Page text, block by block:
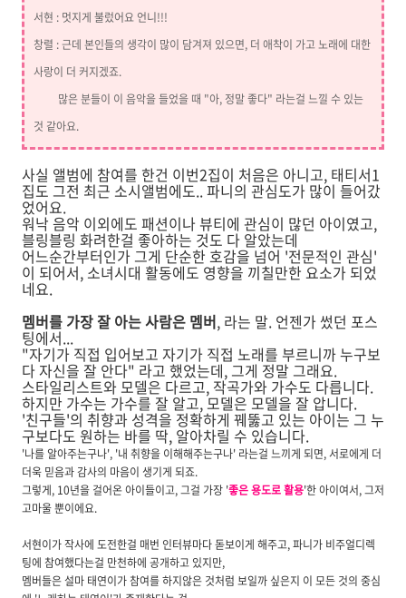
서현 : 멋지게 불렀어요 언니!!!
창렬 : 근데 본인들의 생각이 많이 담겨져 있으면, 더 애착이 가고 노래에 대한
사랑이 더 커지겠죠.
많은 분들이 이 음악을 들었을 때 "아, 정말 좋다" 라는걸 느낄 수 있는
것 같아요.
사실 앨범에 참여를 한건 이번2집이 처음은 아니고, 태티서1
집도 그전 최근 소시앨범에도.. 파니의 관심도가 많이 들어갔
었어요.
워낙 음악 이외에도 패션이나 뷰티에 관심이 많던 아이였고,
블링블링 화려한걸 좋아하는 것도 다 알았는데
어느순간부터인가 그게 단순한 호감을 넘어 '전문적인 관심'
이 되어서, 소녀시대 활동에도 영향을 끼칠만한 요소가 되었
네요.
멤버를 가장 잘 아는 사람은 멤버, 라는 말. 언젠가 썼던 포스
팅에서...
"자기가 직접 입어보고 자기가 직접 노래를 부르니까 누구보
다 자신을 잘 안다" 라고 했었는데, 그게 정말 그래요.
스타일리스트와 모델은 다르고, 작곡가와 가수도 다릅니다.
하지만 가수는 가수를 잘 알고, 모델은 모델을 잘 압니다.
'친구들'의 취향과 성격을 정확하게 꿰뚫고 있는 아이는 그 누
구보다도 원하는 바를 딱, 알아차릴 수 있습니다.
'나를 알아주는구나', '내 취향을 이해해주는구나' 라는걸 느끼게 되면, 서로에게 더
더욱 믿음과 감사의 마음이 생기게 되죠.
그렇게, 10년을 걸어온 아이들이고, 그걸 가장 '좋은 용도로 활용'한 아이여서, 그저
고마울 뿐이에요.
서현이가 작사에 도전한걸 매번 인터뷰마다 돋보이게 해주고, 파니가 비주얼디렉
팅에 참여했다는걸 만천하에 공개하고 있지만,
멤버들은 설마 태연이가 참여를 하지않은 것처럼 보일까 싶은지 이 모든 것의 중심